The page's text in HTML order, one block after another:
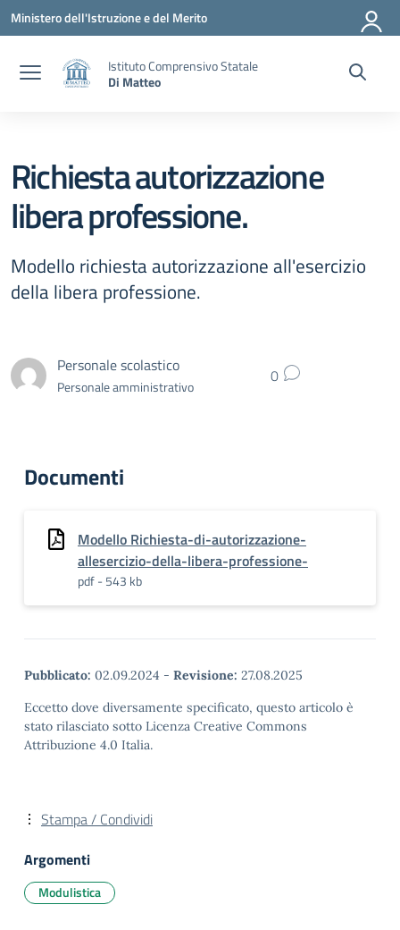
Vai ai contenuti
Vai al menu di navigazione
Vai al footer
Ministero dell'Istruzione e del Merito
Istituto Comprensivo Statale
Di Matteo
Richiesta autorizzazione
libera professione.
Modello richiesta autorizzazione all'esercizio
della libera professione.
Personale scolastico
Personale amministrativo 0
Documenti
Modello Richiesta-di-autorizzazione-
allesercizio-della-libera-professione-
pdf - 543 kb
Pubblicato: 02.09.2024 - Revisione: 27.08.2025
Eccetto dove diversamente specificato, questo articolo è
stato rilasciato sotto Licenza Creative Commons
Attribuzione 4.0 Italia.
Stampa / Condividi
Argomenti
Modulistica